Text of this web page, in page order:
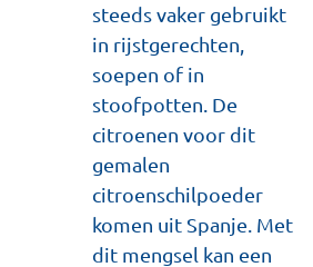
steeds vaker gebruikt
in rijstgerechten,
soepen of in
stoofpotten. De
citroenen voor dit
gemalen
citroenschilpoeder
komen uit Spanje. Met
dit mengsel kan een